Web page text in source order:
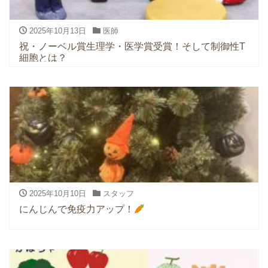
2025年10月13日 医師
祝・ノーベル賞生理学・医学賞受賞！そして制御性T
細胞とは？
2025年10月10日 スタッフ
にんじんで免疫力アップ！